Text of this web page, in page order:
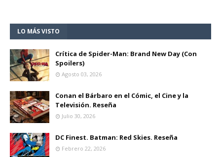
LO MÁS VISTO
Crítica de Spider-Man: Brand New Day (Con
Spoilers)
Agosto 03, 2026
Conan el Bárbaro en el Cómic, el Cine y la
Televisión. Reseña
Julio 30, 2026
DC Finest. Batman: Red Skies. Reseña
Febrero 22, 2026